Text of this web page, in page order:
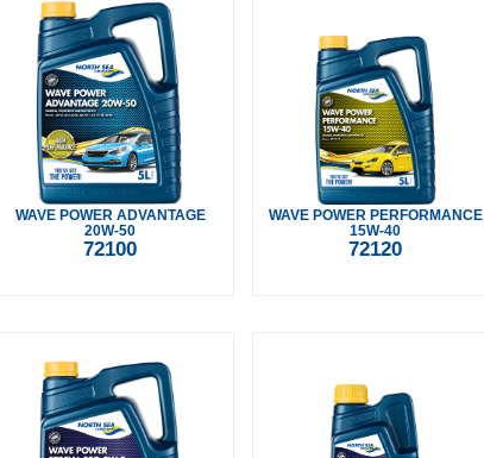
WAVE POWER ADVANTAGE
20W-50
72100
WAVE POWER PERFORMANCE
15W-40
72120